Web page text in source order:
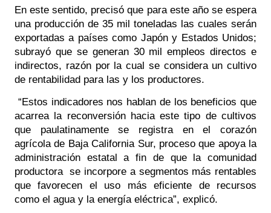
En este sentido, precisó que para este año se espera
una producción de 35 mil toneladas las cuales serán
exportadas a países como Japón y Estados Unidos;
subrayó que se generan 30 mil empleos directos e
indirectos, razón por la cual se considera un cultivo
de rentabilidad para las y los productores.
“Estos indicadores nos hablan de los beneficios que
acarrea la reconversión hacia este tipo de cultivos
que paulatinamente se registra en el corazón
agrícola de Baja California Sur, proceso que apoya la
administración estatal a fin de que la comunidad
productora  se incorpore a segmentos más rentables
que favorecen el uso más eficiente de recursos
como el agua y la energía eléctrica”, explicó.